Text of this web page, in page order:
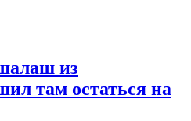
из
там остаться на